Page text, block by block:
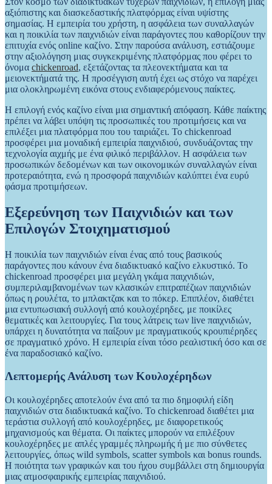
αξιόπιστης και διασκεδαστικής πλατφόρμας είναι υψίστης
σημασίας. Η εμπειρία του χρήστη, η ασφάλεια των συναλλαγών
και η ποικιλία των παιχνιδιών είναι παράγοντες που καθορίζουν την
επιτυχία ενός online καζίνο. Στην παρούσα ανάλυση, εστιάζουμε
στην αξιολόγηση μιας συγκεκριμένης πλατφόρμας που φέρει το
όνομα chickenroad, εξετάζοντας τα πλεονεκτήματα και τα
μειονεκτήματά της. Η προσέγγιση αυτή έχει ως στόχο να παρέχει
μια ολοκληρωμένη εικόνα στους ενδιαφερόμενους παίκτες.
Η επιλογή ενός καζίνο είναι μια σημαντική απόφαση. Κάθε παίκτης
πρέπει να λάβει υπόψη τις προσωπικές του προτιμήσεις και να
επιλέξει μια πλατφόρμα που του ταιριάζει. Το chickenroad
προσφέρει μια μοναδική εμπειρία παιχνιδιού, συνδυάζοντας την
τεχνολογία αιχμής με ένα φιλικό περιβάλλον. Η ασφάλεια των
προσωπικών δεδομένων και των οικονομικών συναλλαγών είναι
προτεραιότητα, ενώ η προσφορά παιχνιδιών καλύπτει ένα ευρύ
φάσμα προτιμήσεων.
Εξερεύνηση των Παιχνιδιών και των
Επιλογών Στοιχηματισμού
Η ποικιλία των παιχνιδιών είναι ένας από τους βασικούς
παράγοντες που κάνουν ένα διαδικτυακό καζίνο ελκυστικό. Το
chickenroad προσφέρει μια μεγάλη γκάμα παιχνιδιών,
συμπεριλαμβανομένων των κλασικών επιτραπέζιων παιχνιδιών
όπως η ρουλέτα, το μπλακτζακ και το πόκερ. Επιπλέον, διαθέτει
μια εντυπωσιακή συλλογή από κουλοχέρηδες, με ποικίλες
θεματικές και λειτουργίες. Για τους λάτρεις των live παιχνιδιών,
υπάρχει η δυνατότητα να παίξουν με πραγματικούς κρουπιέρηδες
σε πραγματικό χρόνο. Η εμπειρία είναι τόσο ρεαλιστική όσο και σε
ένα παραδοσιακό καζίνο.
Λεπτομερής Ανάλυση των Κουλοχέρηδων
Οι κουλοχέρηδες αποτελούν ένα από τα πιο δημοφιλή είδη
παιχνιδιών στα διαδικτυακά καζίνο. Το chickenroad διαθέτει μια
τεράστια συλλογή από κουλοχέρηδες, με διαφορετικούς
μηχανισμούς και θέματα. Οι παίκτες μπορούν να επιλέξουν
κουλοχέρηδες με απλές γραμμές πληρωμής ή με πιο σύνθετες
λειτουργίες, όπως wild symbols, scatter symbols και bonus rounds.
Η ποιότητα των γραφικών και του ήχου συμβάλλει στη δημιουργία
μιας ατμοσφαιρικής εμπειρίας παιχνιδιού.